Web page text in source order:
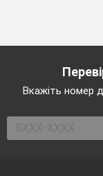
Вкажіть номер